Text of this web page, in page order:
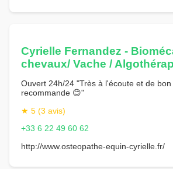
Cyrielle Fernandez -
chevaux/ Vache /
Ouvert 24h/24 "Très à l'écoute et de
recommande 😊"
★ 5 (3 avis)
+33 6 22 49 60 62
http://www.osteopathe-equin-cyrielle.fr/